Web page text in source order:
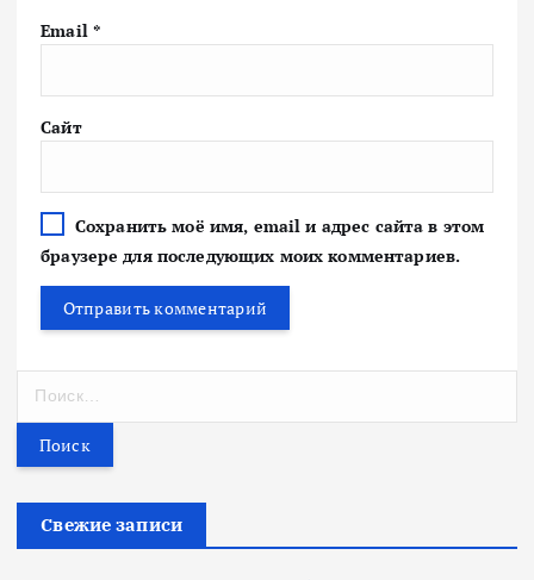
Email *
Сайт
Сохранить моё имя, email и адрес сайта в этом
браузере для последующих моих комментариев.
т
Свежие записи